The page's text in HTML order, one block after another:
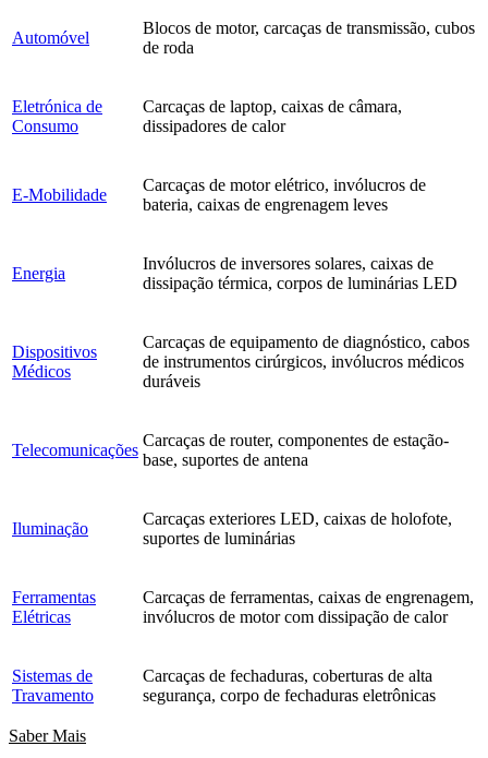
Automóvel
Blocos de motor, carcaças de transmissão, cubos
de roda
Eletrónica de
Consumo
Carcaças de laptop, caixas de câmara,
dissipadores de calor
E-Mobilidade
Carcaças de motor elétrico, invólucros de
bateria, caixas de engrenagem leves
Energia
Invólucros de inversores solares, caixas de
dissipação térmica, corpos de luminárias LED
Dispositivos
Médicos
Carcaças de equipamento de diagnóstico, cabos
de instrumentos cirúrgicos, invólucros médicos
duráveis
Telecomunicações
Carcaças de router, componentes de estação-
base, suportes de antena
Iluminação
Carcaças exteriores LED, caixas de holofote,
suportes de luminárias
Ferramentas
Elétricas
Carcaças de ferramentas, caixas de engrenagem,
invólucros de motor com dissipação de calor
Sistemas de
Travamento
Carcaças de fechaduras, coberturas de alta
segurança, corpo de fechaduras eletrônicas
Saber Mais